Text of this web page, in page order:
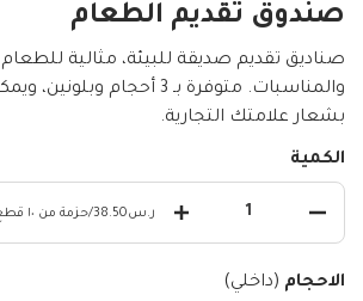
صندوق تقديم الطعام
صناديق تقديم صديقة للبيئة، مثالية للطعام
والمناسبات. متوفرة بـ 3 أحجام
بشعار علامتك التجارية.
الكمية
ر.س38.50 /حزمة من ١٠ قطع
الاحجام (داخلي)